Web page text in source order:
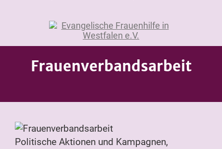
Frauenverbandsarbeit
Politische Aktionen und Kampagnen,